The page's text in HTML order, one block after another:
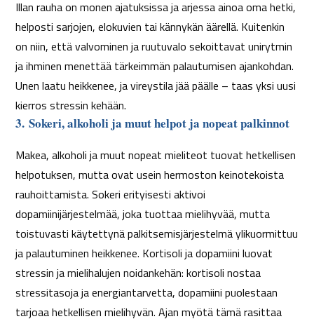
Illan rauha on monen ajatuksissa ja arjessa ainoa oma hetki,
helposti sarjojen, elokuvien tai kännykän äärellä. Kuitenkin
on niin, että valvominen ja ruutuvalo sekoittavat unirytmin
ja ihminen menettää tärkeimmän palautumisen ajankohdan.
Unen laatu heikkenee, ja vireystila jää päälle – taas yksi uusi
kierros stressin kehään.
3.Sokeri, alkoholi ja muut helpot ja nopeat palkinnot
Makea, alkoholi ja muut nopeat mieliteot tuovat hetkellisen
helpotuksen, mutta ovat usein hermoston keinotekoista
rauhoittamista. Sokeri erityisesti aktivoi
dopamiinijärjestelmää, joka tuottaa mielihyvää, mutta
toistuvasti käytettynä palkitsemisjärjestelmä ylikuormittuu
ja palautuminen heikkenee. Kortisoli ja dopamiini luovat
stressin ja mielihalujen noidankehän: kortisoli nostaa
stressitasoja ja energiantarvetta, dopamiini puolestaan
tarjoaa hetkellisen mielihyvän. Ajan myötä tämä rasittaa